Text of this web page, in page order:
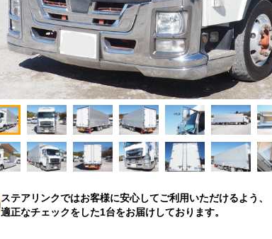
ステアリンクではお客様に安心してご利用いただけるよう、
適正なチェックをした1台をお届けしております。